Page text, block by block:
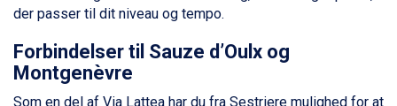
Val Thorens fra DKK 5.395
Bad Hofgastein fra DKK 5.495
Passo Tonale fra DKK 3.795
Saalbach fra DKK 5.945
der passer til dit niveau og tempo.
Forbindelser til Sauze d’Oulx og
Montgenèvre
Som en del af Via Lattea har du fra Sestriere mulighed for at